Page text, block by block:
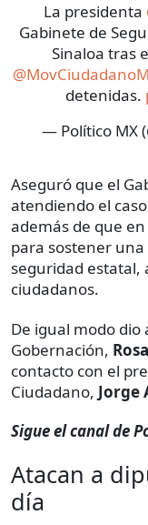
La presidenta
Gabinete de
Sinaloa tras
detenidas.
— Político MX
Aseguró que el
atendiendo el
además de que
para sostener
seguridad estatal,
ciudadanos.
De igual modo dio
Gobernación,
contacto con el
Ciudadano, Jorge
Sigue el canal de
Atacan a
día